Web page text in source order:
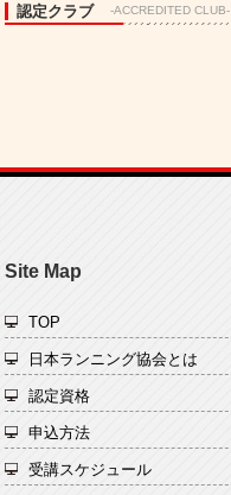
認定クラブ -ACCREDITED CLUB-
Site Map
TOP
日本ランニング協会とは
認定資格
申込方法
受講スケジュール